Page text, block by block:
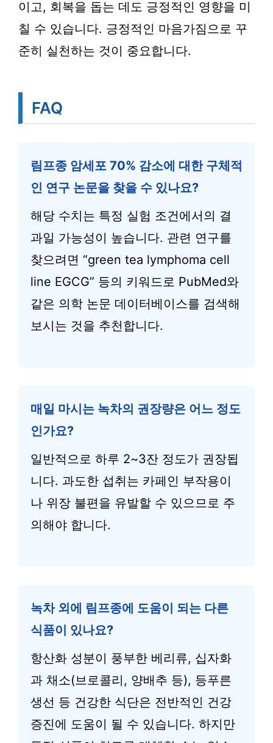
이고, 회복을 돕는 데도 긍정적인 영향을 미
칠 수 있습니다. 긍정적인 마음가짐으로 꾸
준히 실천하는 것이 중요합니다.
FAQ
림프종 암세포 70% 감소에 대한 구체적
인 연구 논문을 찾을 수 있나요?
해당 수치는 특정 실험 조건에서의 결
과일 가능성이 높습니다. 관련 연구를
찾으려면 “green tea lymphoma cell
line EGCG” 등의 키워드로 PubMed와
같은 의학 논문 데이터베이스를 검색해
보시는 것을 추천합니다.
매일 마시는 녹차의 권장량은 어느 정도
인가요?
일반적으로 하루 2~3잔 정도가 권장됩
니다. 과도한 섭취는 카페인 부작용이
나 위장 불편을 유발할 수 있으므로 주
의해야 합니다.
녹차 외에 림프종에 도움이 되는 다른
식품이 있나요?
항산화 성분이 풍부한 베리류, 십자화
과 채소(브로콜리, 양배추 등), 등푸른
생선 등 건강한 식단은 전반적인 건강
증진에 도움이 될 수 있습니다. 하지만